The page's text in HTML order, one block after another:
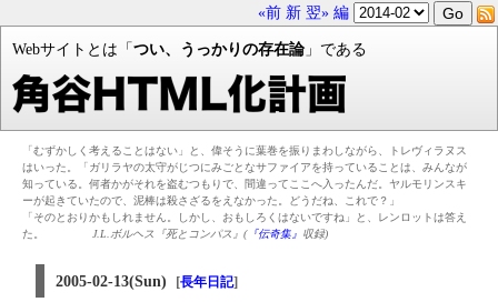
«前 新 翌» 編
Webサイトとは「 つい、うっかりの存在論」である
「むずかしく考えることはない」と、偉そうに葉巻を振りまわしながら、トレヴィラヌス
はいった。「ガリラヤの太守がじつにみごとなサファイアを持っていることは、みんなが
知っている。何者かがそれを盗むつもりで、間違ってここへ入ったんだ。ヤルモリンスキ
ーが起きていたので、泥棒は殺さざるをえなかった。どうだね、これで？」
「そのとおりかもしれません。しかし、おもしろくはないですね」と、レンロットは答え
た。
J.L.ボルヘス『死とコンパス』(『伝奇集』 収録)
2005-02-13(Sun) [長年日記]